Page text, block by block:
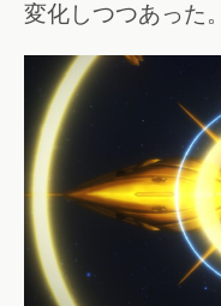
変化しつつあった。